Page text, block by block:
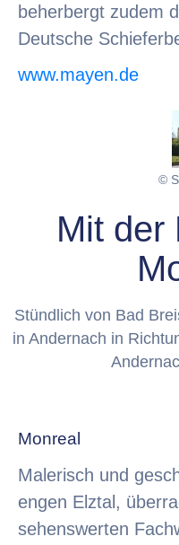
beherbergt zudem
Deutsche
www.mayen.de
©
Mit der
Stündlich von Bad
in Andernach in
Monreal
Malerisch und
engen Elztal,
sehenswerten